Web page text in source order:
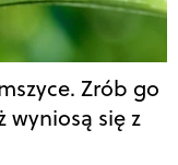
Zrób go
wyniosą się z